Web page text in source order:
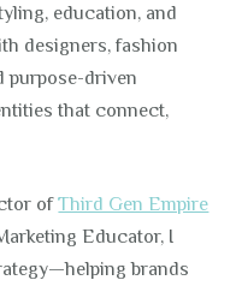
education, and
designers, fashion
purpose-driven
that connect,
ofThird Gen Empire
Educator, I
brands